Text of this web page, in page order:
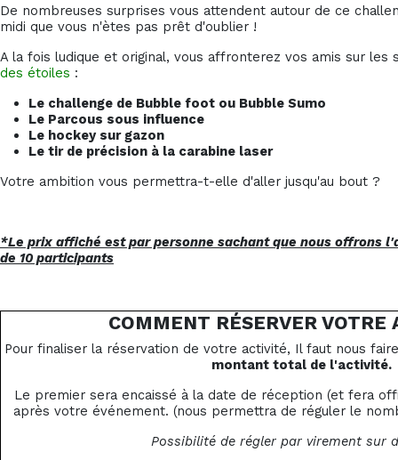
De nombreuses surprises vous attendent autour de ce
midi que vous n'ètes pas prêt d'oublier !
A la fois ludique et original, vous affronterez vos amis sur
des étoiles :
Le challenge de Bubble foot ou Bubble Sumo
Le Parcous sous influence
Le hockey sur gazon
Le tir de précision à la carabine laser
Votre ambition vous permettra-t-elle d'aller jusqu'au bout ?
*Le prix affiché est par personne sachant que nous offrons
de 10 participants
COMMENT RÉSERVER VOTRE
Pour finaliser la réservation de votre activité, Il faut nous
montant total de l'activité.
Le premier sera encaissé à la date de réception (et fera
après votre événement. (nous permettra de réguler le
Possibilité de régler par virement sur